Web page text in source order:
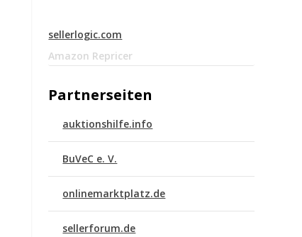
sellerlogic.com
Amazon Repricer
Partnerseiten
auktionshilfe.info
BuVeC e. V.
onlinemarktplatz.de
sellerforum.de